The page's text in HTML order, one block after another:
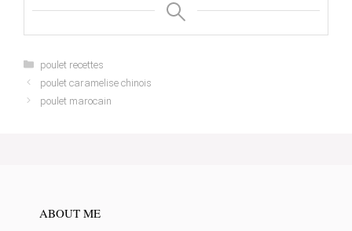
Categories
poulet recettes
poulet caramelise chinois
poulet marocain
ABOUT ME